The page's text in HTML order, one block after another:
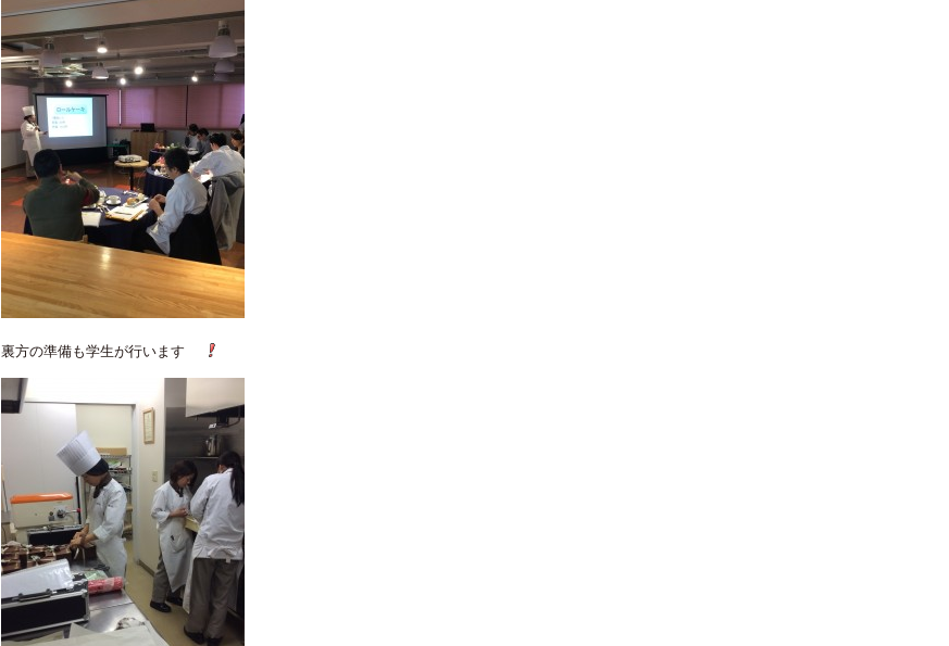
裏方の準備も学生が行います